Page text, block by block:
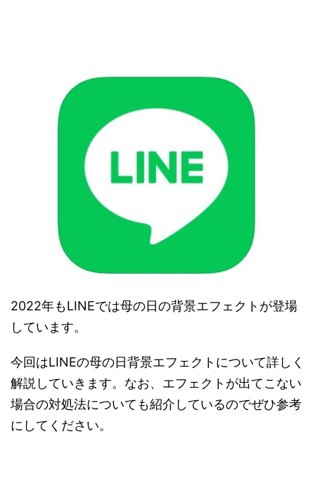
2022年もLINEでは母の日の背景エフェクトが登場
しています。
今回はLINEの母の日背景エフェクトについて詳しく
解説していきます。なお、エフェクトが出てこない
場合の対処法についても紹介しているのでぜひ参考
にしてください。